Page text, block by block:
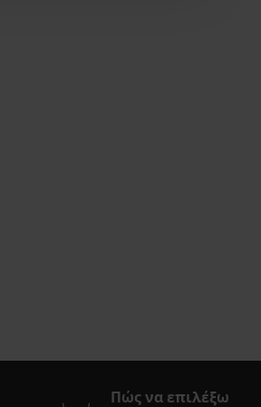
Πώς να επιλέξω